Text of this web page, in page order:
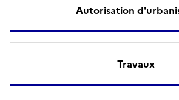
Autorisation
Travaux